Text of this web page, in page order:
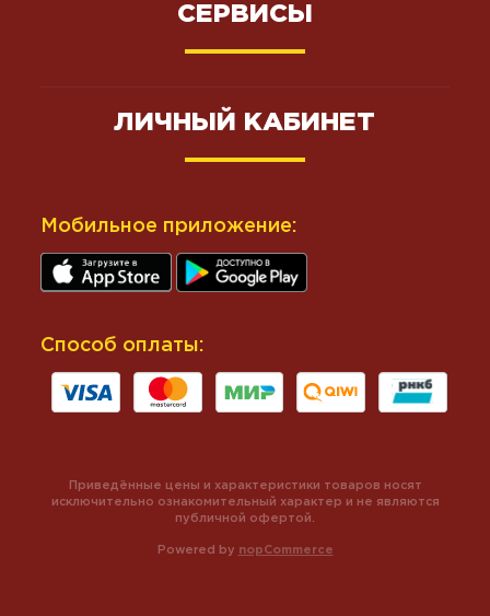
СЕРВИСЫ
ЛИЧНЫЙ КАБИНЕТ
Мобильное приложение:
Способ оплаты:
Powered by nopCommerce
Приведённые цены и характеристики товаров носят
исключительно ознакомительный характер и не являются
публичной офертой.